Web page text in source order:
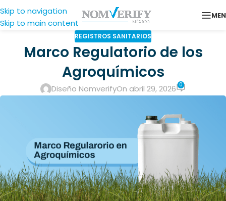
Skip to navigation
Skip to main content
REGISTROS SANITARIOS
Marco Regulatorio de los
Agroquímicos
Diseño NomverifyOn abril 29, 2026 0